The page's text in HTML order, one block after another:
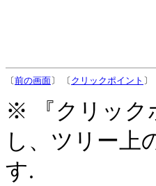
〔前の画面〕 〔 クリックポイント 〕
※ 『クリック
し、ツリー上
す.